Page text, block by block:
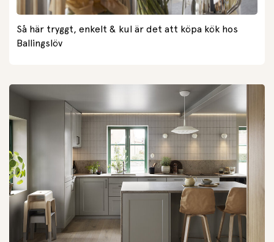
Så här tryggt, enkelt & kul är det att köpa kök hos
Ballingslöv